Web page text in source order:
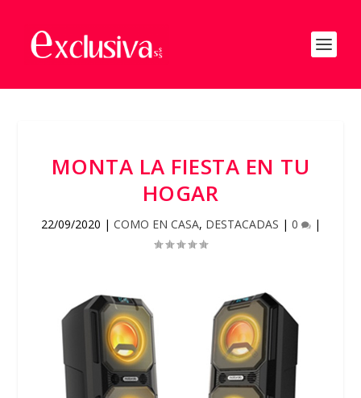
MONTA LA FIESTA EN TU
HOGAR
22/09/2020 | COMO EN CASA, DESTACADAS | 0 |